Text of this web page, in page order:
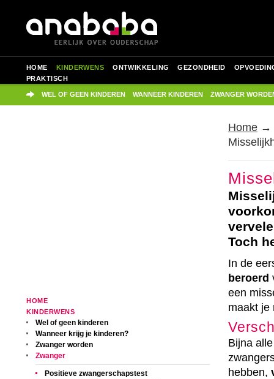
HOME KINDERWENS ONTWIKKELING GEZONDHEID
PRAKTISCH
WEL OF GEEN KINDEREN WANNEER KINDEREN ZWANGER
HOME
KINDERWENS
Wel of geen kinderen
Wanneer krijg je kinderen?
Zwanger worden
Zwanger
Positieve zwangerschapstest
Home →
Toch
In de
beroerd
een
maakt je
Bijna
hebben,